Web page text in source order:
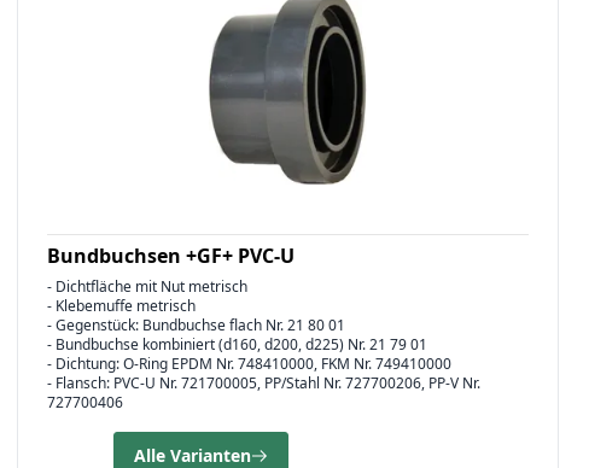
Bundbuchsen +GF+ PVC-U
- Dichtfläche mit Nut metrisch
- Klebemuffe metrisch
- Gegenstück: Bundbuchse flach Nr. 21 80 01
- Bundbuchse kombiniert (d160, d200, d225) Nr. 21 79 01
- Dichtung: O-Ring EPDM Nr. 748410000, FKM Nr. 749410000
- Flansch: PVC-U Nr. 721700005, PP/Stahl Nr. 727700206, PP-V Nr.
727700406
Alle Varianten